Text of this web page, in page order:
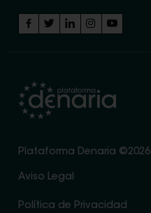
Plataforma Denaria ©2026
Aviso Legal
Política de Privacidad